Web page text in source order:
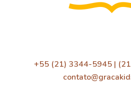
+55 (21) 3344-5945 |